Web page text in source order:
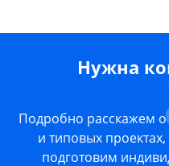
Нужна
Подробно расскажем о
и типовых
подготовим